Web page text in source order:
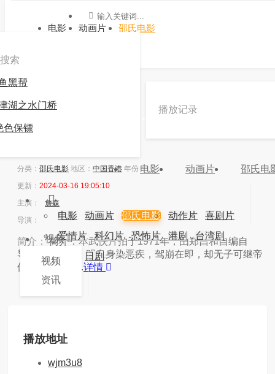
电影 动画片 邵氏电影
播放记录
电影 动画片 邵氏电
电影 动画片 邵氏电影 动作片
喜剧片
爱情片
科幻片 恐怖片 港剧
台湾剧
韩剧
日剧
视频
视频
资讯
索
黑帮
湖之水门桥
色保镖
分类： 邵氏电影 地区： 中国香港 年份：
更新： 2024-03-16 19:05:10
主演：
詹森
导演：
简介： 简介：本武侠片拍于1971年，由郑昌和自编自
导。故事描述，明皇身染恶疾，驾崩在即，却无子可继帝
位；皇姪世子...详情
播放地址
wjm3u8